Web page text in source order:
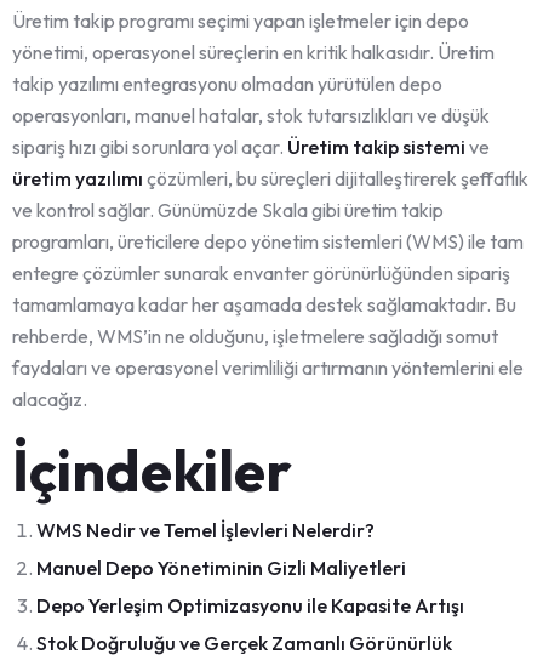
Üretim takip programı seçimi yapan işletmeler için depo
yönetimi, operasyonel süreçlerin en kritik halkasıdır. Üretim
takip yazılımı entegrasyonu olmadan yürütülen depo
operasyonları, manuel hatalar, stok tutarsızlıkları ve düşük
sipariş hızı gibi sorunlara yol açar. Üretim takip sistemi ve
üretim yazılımı çözümleri, bu süreçleri dijitalleştirerek şeffaflık
ve kontrol sağlar. Günümüzde Skala gibi üretim takip
programları, üreticilere depo yönetim sistemleri (WMS) ile tam
entegre çözümler sunarak envanter görünürlüğünden sipariş
tamamlamaya kadar her aşamada destek sağlamaktadır. Bu
rehberde, WMS’in ne olduğunu, işletmelere sağladığı somut
faydaları ve operasyonel verimliliği artırmanın yöntemlerini ele
alacağız.
İçindekiler
WMS Nedir ve Temel İşlevleri Nelerdir?
Manuel Depo Yönetiminin Gizli Maliyetleri
Depo Yerleşim Optimizasyonu ile Kapasite Artışı
Stok Doğruluğu ve Gerçek Zamanlı Görünürlük